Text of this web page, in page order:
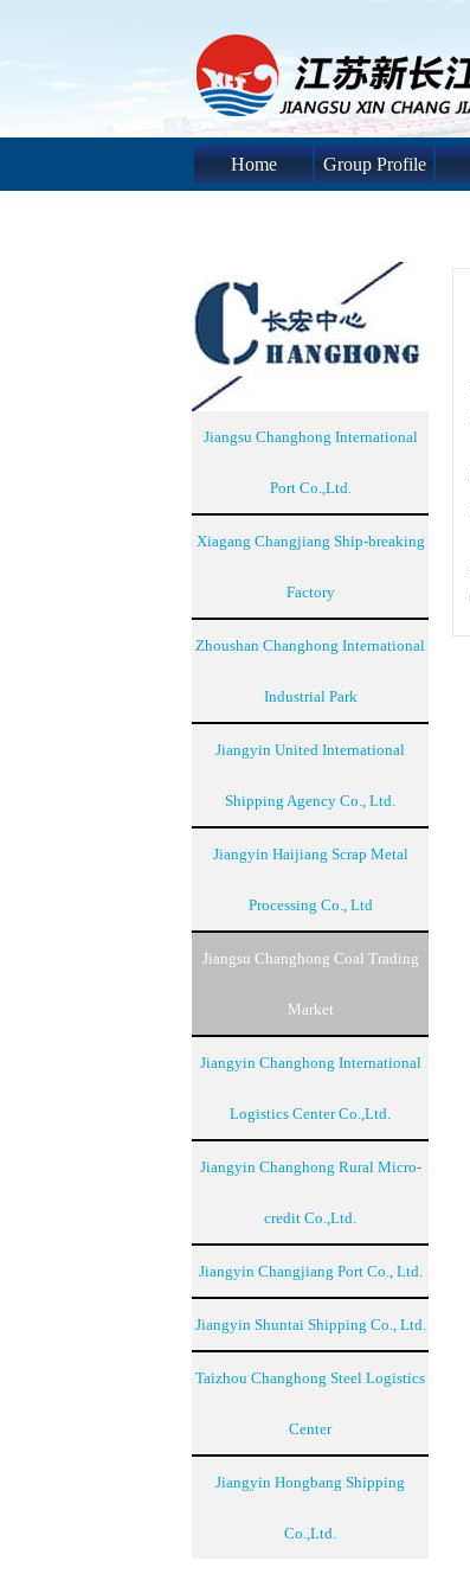
Home Group Profile
Jiangsu Changhong International
Port Co.,Ltd.
Xiagang Changjiang Ship-breaking
Factory
Zhoushan Changhong International
Industrial Park
Jiangyin United International
Shipping Agency Co., Ltd.
Jiangyin Haijiang Scrap Metal
Processing Co., Ltd
Jiangsu Changhong Coal Trading
Market
Jiangyin Changhong International
Logistics Center Co.,Ltd.
Jiangyin Changhong Rural Micro-
credit Co.,Ltd.
Jiangyin Changjiang Port Co., Ltd.
Jiangyin Shuntai Shipping Co., Ltd.
Taizhou Changhong Steel Logistics
Center
Jiangyin Hongbang Shipping
Co.,Ltd.